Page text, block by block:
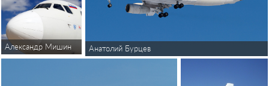
Александр Мишин Анатолий Бурцев